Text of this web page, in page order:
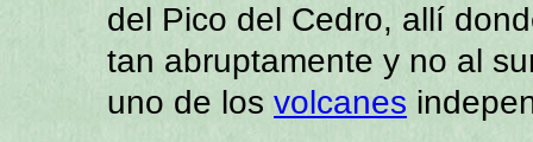
del Pico del Cedro, allí
tan abruptamente y no al
uno de los volcanes